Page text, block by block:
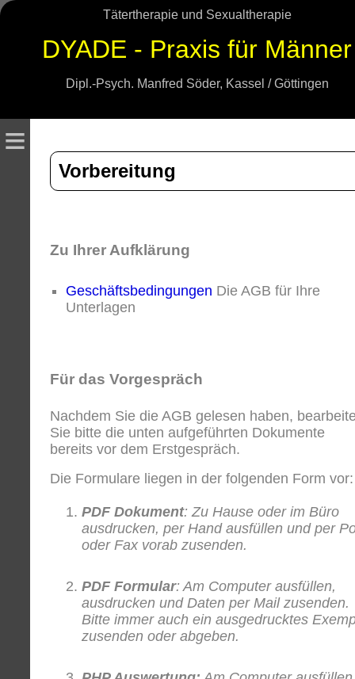
Tätertherapie und Sexualtherapie
DYADE - Praxis für Männer
Dipl.-Psych. Manfred Söder, Kassel / Göttingen
≡
Vorbereitung
Zu Ihrer Aufklärung
Geschäftsbedingungen Die AGB für Ihre
Unterlagen
Für das Vorgespräch
Nachdem Sie die AGB gelesen haben,
Sie bitte die unten aufgeführten Dokumente
bereits vor dem Erstgespräch.
Die Formulare liegen in der folgenden Form vor:
PDF Dokument: Zu Hause oder im Büro
ausdrucken, per Hand ausfüllen und per
oder Fax vorab zusenden.
PDF Formular: Am Computer ausfüllen,
ausdrucken und Daten per Mail zusenden.
Bitte immer auch ein ausgedrucktes
zusenden oder abgeben.